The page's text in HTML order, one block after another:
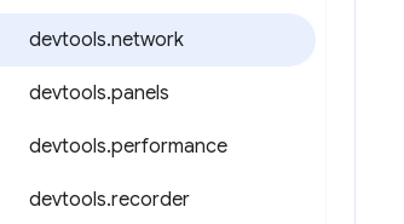
devtools.network
devtools.panels
devtools.performance
devtools.recorder